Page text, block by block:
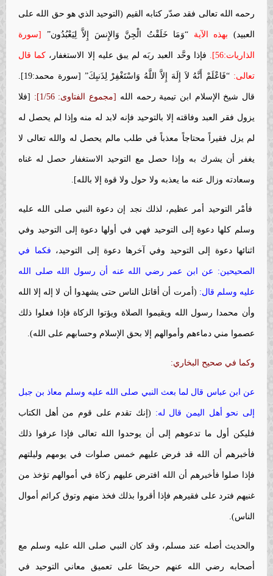
رحمه الله تعالى فقد صدّر كتابه القيم (التوحيد الذي هو حق الله على
العبيد) بهذه الآية “وَمَا خَلَقْتُ الْجِنَّ وَالإِنسَ إِلاَّ لِيَعْبُدُون” [سورة
الذاريات:56]. فإذا وحَّد العبد ربَه لم يبق عليه إلا الاستغفار، كما قال
تعالى: “فَاعْلَمْ أَنَّهُ لاَ إِلَهَ إِلاَّ اللَّهُ وَاسْتَغْفِرْ لِذَنبِكَ” [سورة محمد:19].
قال شيخ الإسلام ابن تيمية رحمه الله [مجموع الفتاوى: 1/56]: [فلا
يزول فقر العبد وفاقته إلا بالتوحيد فإنه لابد له منه وإذا لم يحصل له
لم يزل فقيراً محتاجاً معذباً في طلب مالم يحصل له والله تعالى لا
يغفر أن يشرك به وإذا حصل مع التوحيد الاستغفار حصل له غناه
وسعادته وزال عنه ما يعذبه ولا حول ولا قوة إلا بالله].
فأمْر التوحيد أمر عظيم، لذلك نجد إن دعوة النبي صلى الله عليه
وسلم كلها دعوة إلى التوحيد فهي في أولها دعوة إلى التوحيد وفي
اثنائها دعوة إلى التوحيد وفي آخرها دعوة إلى التوحيد، فكما في
الصحيحين: عن ابن عمر رضي الله عنه أن رسول الله صلى الله
عليه وسلم قال: (أمرت أن أقاتل الناس حتى يشهدوا أن لا إله إلا الله
وأن محمدا رسول الله ويقيموا الصلاة ويؤتوا الزكاة فإذا فعلوا ذلك
عصموا مني دماءهم وأموالهم إلا بحق الإسلام وحسابهم على الله).
وكما في صحيح البخاري:
عن ابن عباس قال لما بعث النبي صلى الله عليه وسلم معاذ بن جبل
إلى نحو أهل اليمن قال له: (إنك تقدم على قوم من أهل الكتاب
فليكن أول ما تدعوهم إلى أن يوحدوا الله تعالى فإذا عرفوا ذلك
فأخبرهم أن الله قد فرض عليهم خمس صلوات في يومهم وليلتهم
فإذا صلوا فأخبرهم أن الله افترض عليهم زكاة في أموالهم تؤخذ من
غنيهم فترد على فقيرهم فإذا أقروا بذلك فخذ منهم وتوق كرائم أموال
الناس).
والحديث أصله عند مسلم، وقد كان النبي صلى الله عليه وسلم مع
أصحابه رضي الله عنهم حريصًا على تعميق معاني التوحيد في